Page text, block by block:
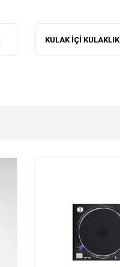
KULAK IÇI KULAKLIK